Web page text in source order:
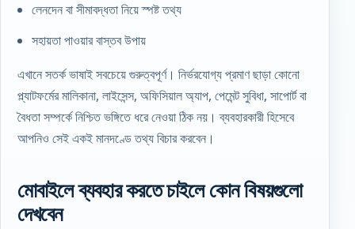
লেনদেন বা সীমাবদ্ধতা নিয়ে স্পষ্ট তথ্য
সহায়তা পাওয়ার বাস্তব উপায়
এখানে সতর্ক ভাষাই সবচেয়ে গুরুত্বপূর্ণ। নির্ভরযোগ্য প্রমাণ ছাড়া কোনো
প্ল্যাটফর্মের মালিকানা, লাইসেন্স, অফিসিয়াল অ্যাপ, পেমেন্ট সুবিধা, সাপোর্ট বা
বৈধতা সম্পর্কে নিশ্চিত ভঙ্গিতে ধরে নেওয়া ঠিক নয়। ব্যবহারকারী হিসেবে
আপনিও সেই একই মানদণ্ডে তথ্য বিচার করবেন।
মোবাইলে ব্যবহার করতে চাইলে কোন বিষয়গুলো
দেখবেন